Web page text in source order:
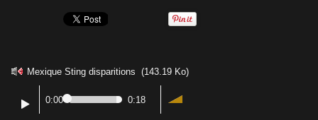
Mexique Sting disparitions (143.19 Ko)
0:00 0:18